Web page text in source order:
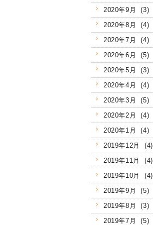
2020年9月 (3)
2020年8月 (4)
2020年7月 (4)
2020年6月 (5)
2020年5月 (3)
2020年4月 (4)
2020年3月 (5)
2020年2月 (4)
2020年1月 (4)
2019年12月 (4)
2019年11月 (4)
2019年10月 (4)
2019年9月 (5)
2019年8月 (3)
2019年7月 (5)